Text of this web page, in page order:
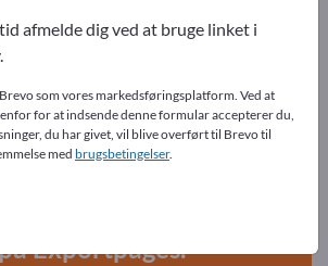
Udstillingsvitriner
på Exportpages!
Brugte varer – Forretningskontakter >>
din virksomhed og dine
Exportpages.
afmelde dig ved at bruge linket i
som vores markedsføringsplatform. Ved at
for at indsende denne formular accepterer du,
du har givet, vil blive overført til Brevo til
med brugsbetingelser.